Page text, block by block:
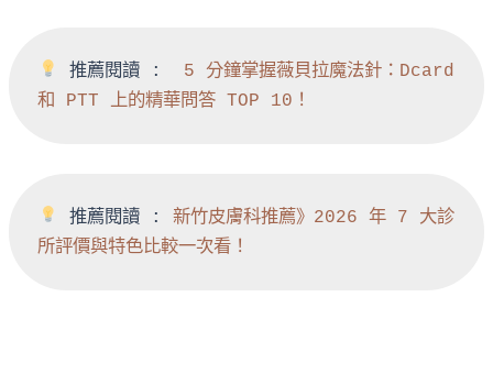
推薦閱讀 : 5 分鐘掌握薇貝拉魔法針：Dcard
和 PTT 上的精華問答 TOP 10！
推薦閱讀 : 新竹皮膚科推薦》2026 年 7 大診
所評價與特色比較一次看！